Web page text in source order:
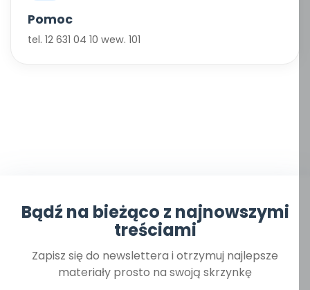
Pomoc
tel. 12 631 04 10 wew. 101
Bądź na bieżąco z najnowszymi
treściami
Zapisz się do newslettera i otrzymuj najlepsze
materiały prosto na swoją skrzynkę